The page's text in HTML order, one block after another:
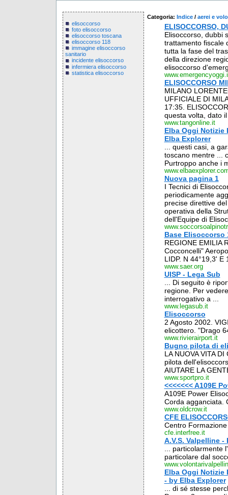
elisoccorso
foto elisoccorso
elisoccorso toscana
elisoccorso 118
immagine elisoccorso
sanitario
incidente elisoccorso
infermiera elisoccorso
statistica elisoccorso
Categoria: Indice / aerei e volo
ELISOCCORSO,
Elisoccorso, dubbi
trattamento fiscale
tutta la fase del
della direzione
elisoccorso
ELISOCCORSO
MILANO
UFFICIALE DI
17:35.
questa volta, dato
www.tangonline.it
Elba Oggi
Elba Explorer
... questi casi, a
toscano mentre ...
Purtroppo anche i
Nuova pagina 1
I Tecnici di
periodicamente
precise direttive
operativa della
dell'Equipe di
Base Elisoccorso
REGIONE EMILIA
Cocconcelli"
LIDP. N 44°19,3' E
www.saer.org
UISP - Lega Sub
... Di seguito è
regione. Per
interrogativo a ...
www.legasub.it
Elisoccorso
2 Agosto 2002.
elicottero. "Drago
www.rivierairport.it
Bugno pilota di
LA NUOVA VITA
pilota
AIUTARE LA
www.sportpro.it
<<<<<<< A109E
A109E Power
Corda agganciata.
www.oldcrow.it
CFE
Centro
cfe.interfree.it
A.V.S. Valpelline
... particolarmente
particolare dal
Elba Oggi Notizie
- by Elba Explorer
... di sé stesse